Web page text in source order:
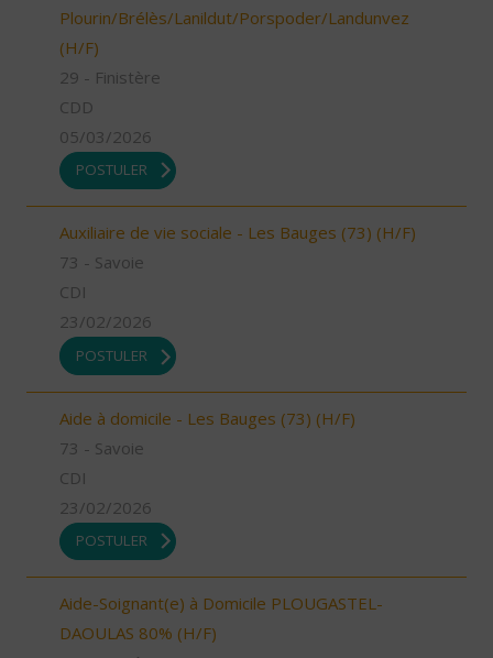
Plourin/Brélès/Lanildut/Porspoder/Landunvez
(H/F)
29 - Finistère
CDD
05/03/2026
POSTULER
Auxiliaire de vie sociale - Les Bauges (73) (H/F)
73 - Savoie
CDI
23/02/2026
POSTULER
Aide à domicile - Les Bauges (73) (H/F)
73 - Savoie
CDI
23/02/2026
POSTULER
Aide-Soignant(e) à Domicile PLOUGASTEL-
DAOULAS 80% (H/F)